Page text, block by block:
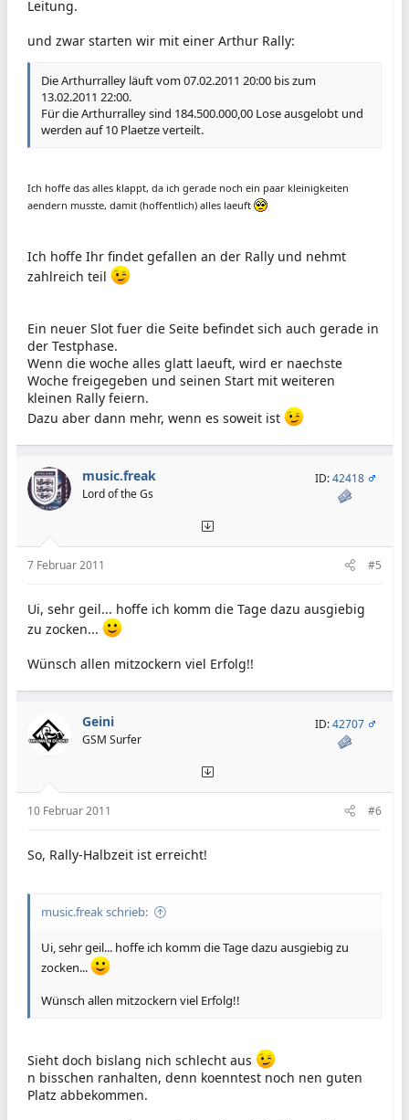
Leitung.
und zwar starten wir mit einer Arthur Rally:
Die Arthurralley läuft vom 07.02.2011 20:00 bis zum
13.02.2011 22:00.
Für die Arthurralley sind 184.500.000,00 Lose ausgelobt und
werden auf 10 Plaetze verteilt.
Ich hoffe das alles klappt, da ich gerade noch ein paar kleinigkeiten
aendern musste, damit (hoffentlich) alles laeuft
Ich hoffe Ihr findet gefallen an der Rally und nehmt
zahlreich teil
Ein neuer Slot fuer die Seite befindet sich auch gerade in
der Testphase.
Wenn die woche alles glatt laeuft, wird er naechste
Woche freigegeben und seinen Start mit weiteren
kleinen Rally feiern.
Dazu aber dann mehr, wenn es soweit ist
music.freak
Lord of the Gs
ID:42418
7 Februar 2011 #5
Ui, sehr geil... hoffe ich komm die Tage dazu ausgiebig
zu zocken...
Wünsch allen mitzockern viel Erfolg!!
Geini
GSM Surfer
ID:42707
10 Februar 2011 #6
So, Rally-Halbzeit ist erreicht!
music.freak schrieb:
Ui, sehr geil... hoffe ich komm die Tage dazu ausgiebig zu
zocken...
Wünsch allen mitzockern viel Erfolg!!
Sieht doch bislang nich schlecht aus
n bisschen ranhalten, denn koenntest noch nen guten
Platz abbekommen.